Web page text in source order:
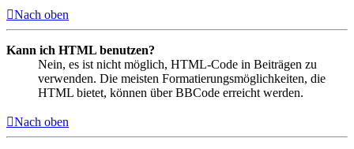
Nach oben
Kann ich HTML benutzen?
Nein, es ist nicht möglich, HTML-Code in Beiträgen zu
verwenden. Die meisten Formatierungsmöglichkeiten, die
HTML bietet, können über BBCode erreicht werden.
Nach oben